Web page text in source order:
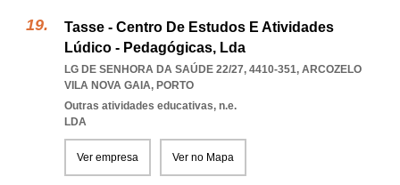
Tasse - Centro De Estudos E Atividades
Lúdico - Pedagógicas, Lda
LG DE SENHORA DA SAÚDE 22/27, 4410-351, ARCOZELO
VILA NOVA GAIA, PORTO
Outras atividades educativas, n.e.
LDA
Ver empresa Ver no Mapa